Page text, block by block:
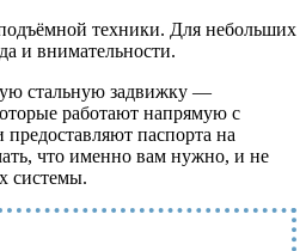
техники. Для небольших
и внимательности.
стальную задвижку —
работают напрямую с
паспорта на
что именно вам нужно, и не
системы.